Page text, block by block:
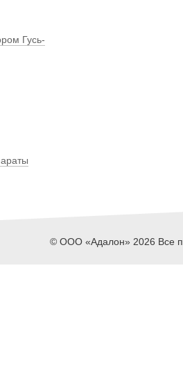
Гусь-
© ООО «Адалон» 2026 Все